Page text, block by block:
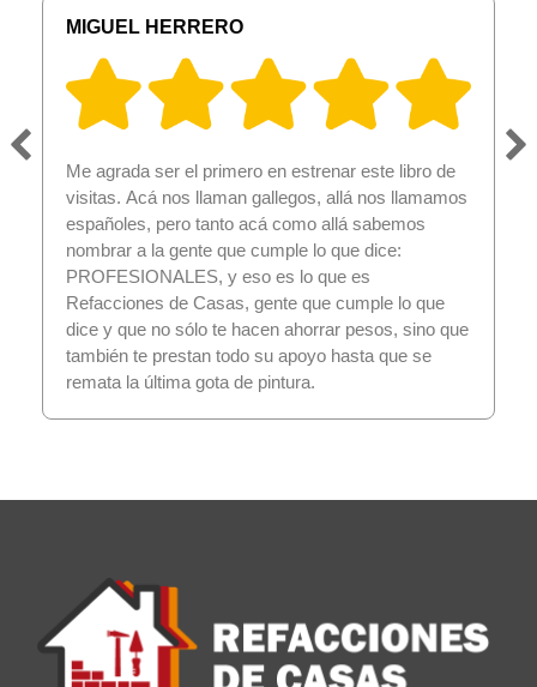
MIGUEL HERRERO
Me agrada ser el primero en estrenar este libro de
visitas. Acá nos llaman gallegos, allá nos llamamos
españoles, pero tanto acá como allá sabemos
nombrar a la gente que cumple lo que dice:
PROFESIONALES, y eso es lo que es
Refacciones de Casas, gente que cumple lo que
dice y que no sólo te hacen ahorrar pesos, sino que
también te prestan todo su apoyo hasta que se
remata la última gota de pintura.